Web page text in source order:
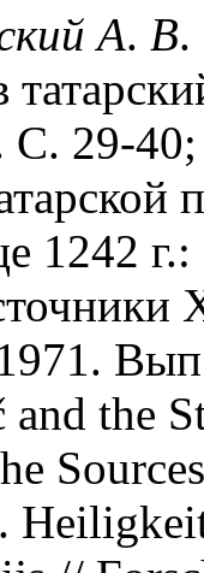
А. В.
С. 29-
1242
and the
.